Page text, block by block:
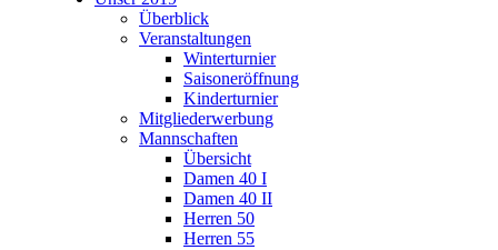
Überblick
Veranstaltungen
Winterturnier
Saisoneröffnung
Kinderturnier
Mitgliederwerbung
Mannschaften
Übersicht
Damen 40 I
Damen 40 II
Herren 50
Herren 55